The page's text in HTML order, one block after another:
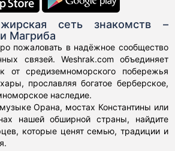
сеть знакомств –
Магриба
пожаловать в надёжное сообщество
связей. Weshrak.com объединяет
от средиземноморского побережья
прославляя богатое берберское,
наследие.
Орана, мостах Константины или
нашей обширной страны, найдите
которые ценят семью, традиции и